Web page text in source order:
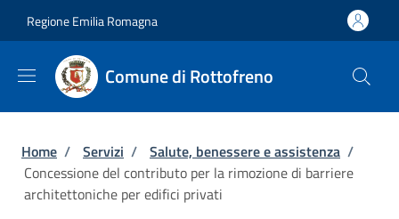
Regione Emilia Romagna
Comune di Rottofreno
Briciole di pane
Home / Servizi / Salute, benessere e assistenza /
Concessione del contributo per la rimozione di barriere
architettoniche per edifici privati